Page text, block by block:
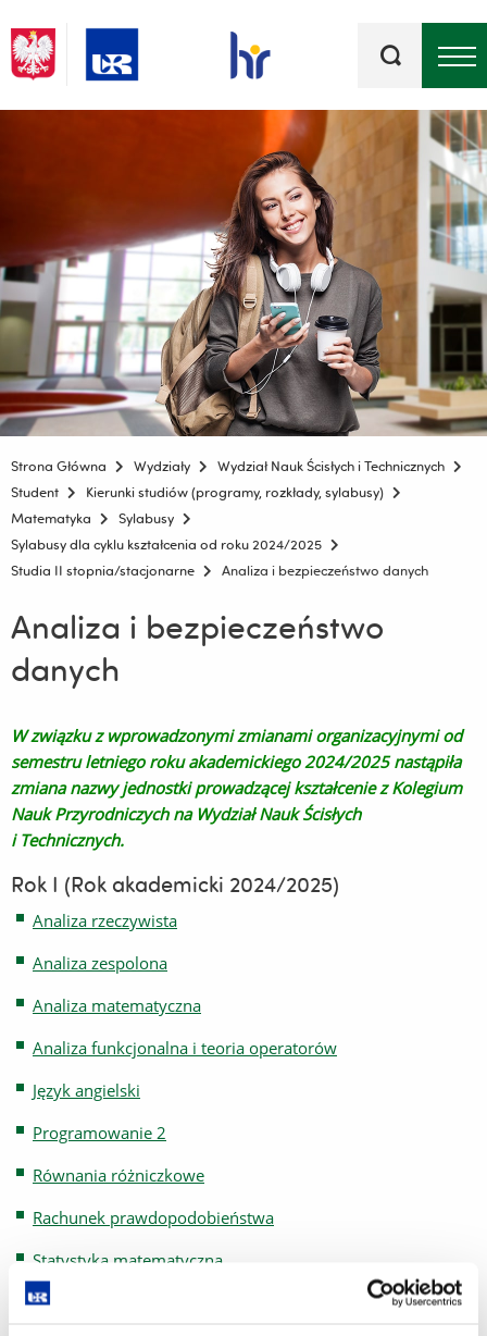
kluczowe
Strona Główna Wydziały
Wydział Nauk Ścisłych i Technicznych
Student
Kierunki studiów (programy, rozkłady, sylabusy)
Matematyka
Sylabusy
Sylabusy dla cyklu kształcenia od roku 2024/2025
Studia II stopnia/stacjonarne
Analiza i bezpieczeństwo danych
Analiza i bezpieczeństwo
danych
W związku z wprowadzonymi zmianami organizacyjnymi od
semestru letniego roku akademickiego 2024/2025 nastąpiła
zmiana nazwy jednostki prowadzącej kształcenie z Kolegium
Nauk Przyrodniczych na Wydział Nauk Ścisłych
i Technicznych.
Rok I (Rok akademicki 2024/2025)
Analiza rzeczywista
Analiza zespolona
Analiza matematyczna
Analiza funkcjonalna i teoria operatorów
Język angielski
Programowanie 2
Równania różniczkowe
Rachunek prawdopodobieństwa
Statystyka matematyczna
Topologia